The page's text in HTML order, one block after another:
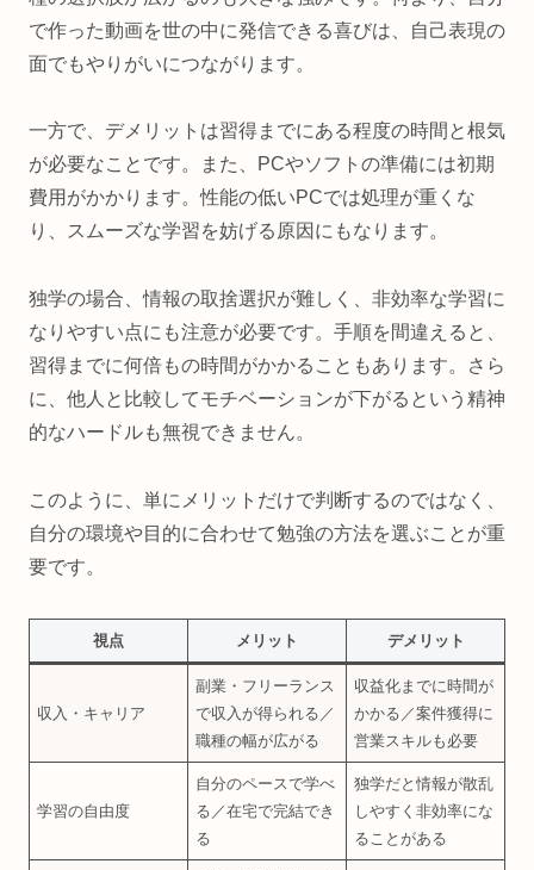
で作った動画を世の中に発信できる喜びは、自己表現の
面でもやりがいにつながります。
一方で、デメリットは習得までにある程度の時間と根気
が必要なことです。また、PCやソフトの準備には初期
費用がかかります。性能の低いPCでは処理が重くな
り、スムーズな学習を妨げる原因にもなります。
独学の場合、情報の取捨選択が難しく、非効率な学習に
なりやすい点にも注意が必要です。手順を間違えると、
習得までに何倍もの時間がかかることもあります。さら
に、他人と比較してモチベーションが下がるという精神
的なハードルも無視できません。
このように、単にメリットだけで判断するのではなく、
自分の環境や目的に合わせて勉強の方法を選ぶことが重
要です。
視点 メリット デメリット
収入・キャリア
副業・フリーランス
で収入が得られる／
職種の幅が広がる
収益化までに時間が
かかる／案件獲得に
営業スキルも必要
学習の自由度
自分のペースで学べ
る／在宅で完結でき
る
独学だと情報が散乱
しやすく非効率にな
ることがある